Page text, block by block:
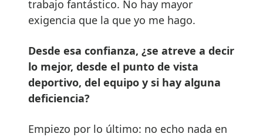
trabajo fantástico. No hay mayor
exigencia que la que yo me hago.
Desde esa confianza, ¿se atreve a decir
lo mejor, desde el punto de vista
deportivo, del equipo y si hay alguna
deficiencia?
Empiezo por lo último: no echo nada en